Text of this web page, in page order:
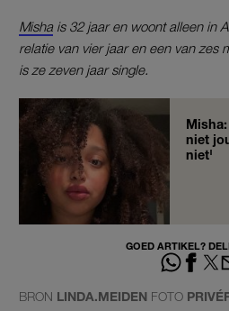
Mishais 32 jaar en woont alleen in
relatie van vier jaar en een van zes
is ze zeven jaar single.
niet
niet'
GOED ARTIKEL?
BRON LINDA.MEIDEN FOTO